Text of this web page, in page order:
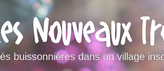
buissonnières dans un village